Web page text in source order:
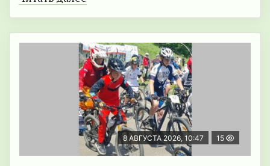
8 АВГУСТА 2026, 10:47 15